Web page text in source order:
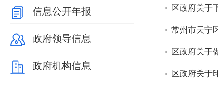
信息公开年报
政府领导信息
政府机构信息
区政府关于
常州市天宁
区政府关于
区政府关于